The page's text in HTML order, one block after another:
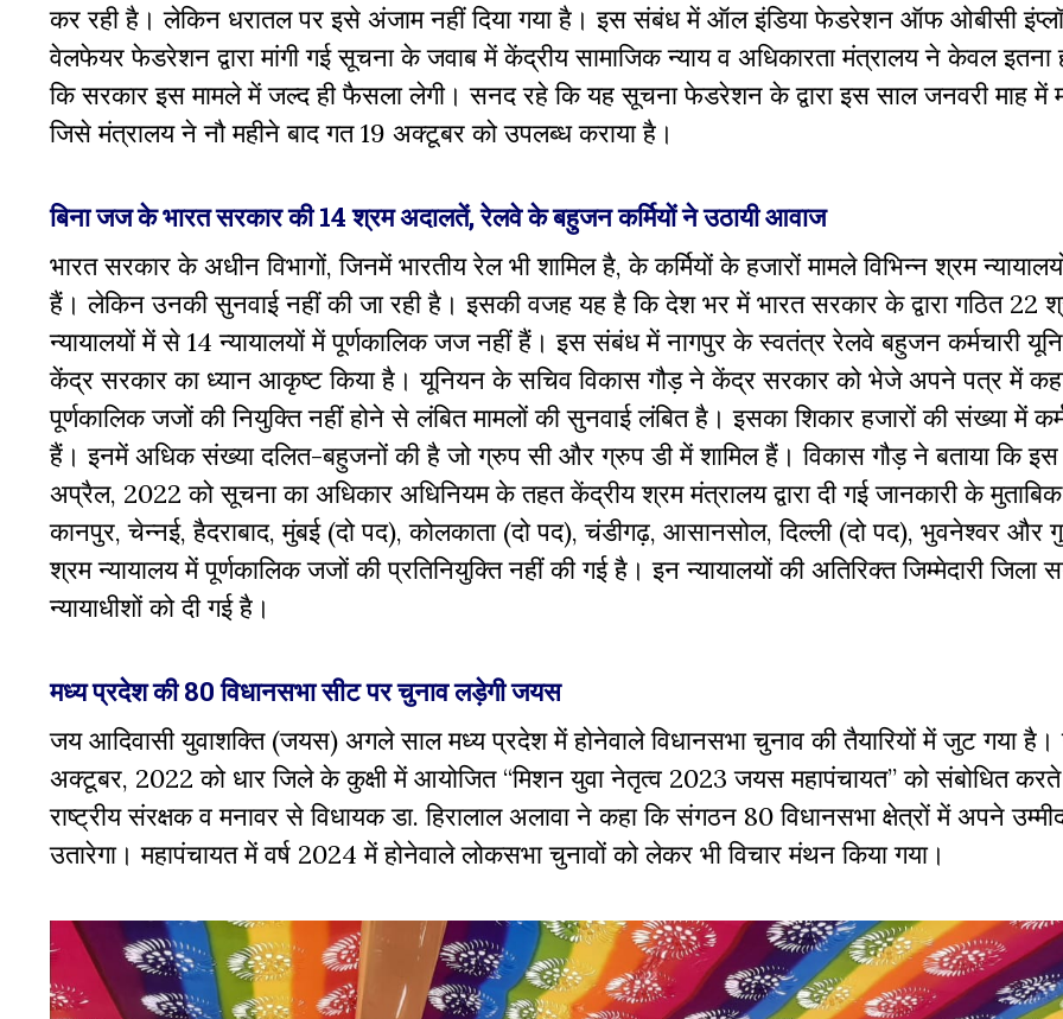
कर रही है। लेकिन धरातल पर इसे अंजाम नहीं दिया गया है। इस संबंध में ऑल इंडिया फेडरेशन ऑफ ओबीसी
वेलफेयर फेडरेशन द्वारा मांगी गई सूचना के जवाब में केंद्रीय सामाजिक न्याय व अधिकारता मंत्रालय ने केवल इतना
कि सरकार इस मामले में जल्द ही फैसला लेगी। सनद रहे कि यह सूचना फेडरेशन के द्वारा इस साल जनवरी माह में
जिसे मंत्रालय ने नौ महीने बाद गत 19 अक्टूबर को उपलब्ध कराया है।
बिना जज के भारत सरकार की 14 श्रम अदालतें, रेलवे के बहुजन कर्मियों ने उठायी आवाज
भारत सरकार के अधीन विभागों, जिनमें भारतीय रेल भी शामिल है, के कर्मियों के हजारों मामले विभिन्न श्रम
हैं। लेकिन उनकी सुनवाई नहीं की जा रही है। इसकी वजह यह है कि देश भर में भारत सरकार के द्वारा गठित 22
न्यायालयों में से 14 न्यायालयों में पूर्णकालिक जज नहीं हैं। इस संबंध में नागपुर के स्वतंत्र रेलवे बहुजन कर्मचारी
केंद्र सरकार का ध्यान आकृष्ट किया है। यूनियन के सचिव विकास गौड़ ने केंद्र सरकार को भेजे अपने पत्र में
पूर्णकालिक जजों की नियुक्ति नहीं होने से लंबित मामलों की सुनवाई लंबित है। इसका शिकार हजारों की संख्या में
हैं। इनमें अधिक संख्या दलित-बहुजनों की है जो ग्रुप सी और ग्रुप डी में शामिल हैं। विकास गौड़ ने बताया कि इस
अप्रैल, 2022 को सूचना का अधिकार अधिनियम के तहत केंद्रीय श्रम मंत्रालय द्वारा दी गई जानकारी के
कानपुर, चेन्नई, हैदराबाद, मुंबई (दो पद), कोलकाता (दो पद), चंडीगढ़, आसानसोल, दिल्ली (दो पद), भुवनेश्वर और
श्रम न्यायालय में पूर्णकालिक जजों की प्रतिनियुक्ति नहीं की गई है। इन न्यायालयों की अतिरिक्त जिम्मेदारी जिला
न्यायाधीशों को दी गई है।
मध्य प्रदेश की 80 विधानसभा सीट पर चुनाव लड़ेगी जयस
जय आदिवासी युवाशक्ति (जयस) अगले साल मध्य प्रदेश में होनेवाले विधानसभा चुनाव की तैयारियों में जुट गया
अक्टूबर, 2022 को धार जिले के कुक्षी में आयोजित “मिशन युवा नेतृत्व 2023 जयस महापंचायत” को संबोधित
राष्ट्रीय संरक्षक व मनावर से विधायक डा. हिरालाल अलावा ने कहा कि संगठन 80 विधानसभा क्षेत्रों में अपने
उतारेगा। महापंचायत में वर्ष 2024 में होनेवाले लोकसभा चुनावों को लेकर भी विचार मंथन किया गया।